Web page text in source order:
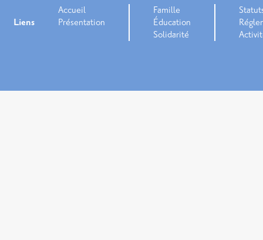
Liens
Accueil
Présentation
Famille
Éducation
Solidarité